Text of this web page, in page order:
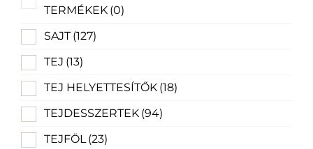
TERMÉKEK (0)
SAJT (127)
TEJ (13)
TEJ HELYETTESÍTŐK (18)
TEJDESSZERTEK (94)
TEJFÖL (23)